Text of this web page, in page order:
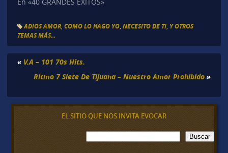
ADIOS AMOR, COMO LO HAGO YO, NECESITO DE TI, Y OTROS
TEMAS MÁS...
« V.A – 101 70s Hits.
Ritmo 7 Siete De Tijuana – Nuestro Amor Prohibido »
EL SITIO QUE NOS INVITA EVOCAR
B
u
Buscar